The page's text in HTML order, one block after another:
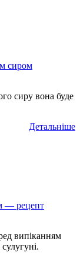
сиром
сиру вона буде
Детальніше
— рецепт
випіканням